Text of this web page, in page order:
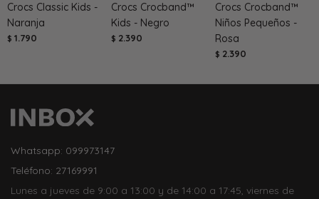
Crocs Classic Kids -
Naranja
$ 1.790
Crocs Crocband™
Kids - Negro
$ 2.390
Crocs Crocband™
Niños Pequeños -
Rosa
$ 2.390
Whatsapp: 099973147
Teléfono: 27169991
Lunes a jueves de 9:00 a 13:00 y de 14:00 a 17:45, viernes de